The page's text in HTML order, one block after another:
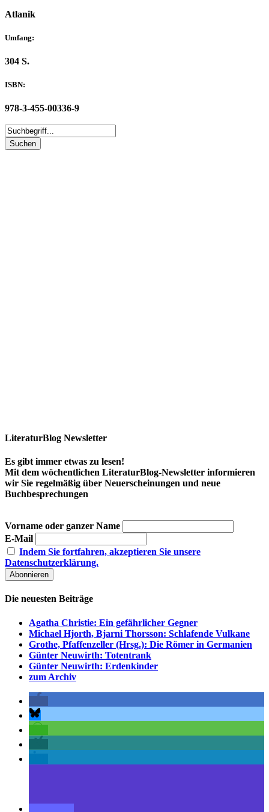
Atlanik
Umfang:
304 S.
ISBN:
978-3-455-00336-9
LiteraturBlog Newsletter
Es gibt immer etwas zu lesen!
Mit dem wöchentlichen LiteraturBlog-Newsletter informieren
wir Sie regelmäßig über Neuerscheinungen und neue
Buchbesprechungen
Vorname oder ganzer Name
E-Mail
Indem Sie fortfahren, akzeptieren Sie unsere
Datenschutzerklärung.
Die neuesten Beiträge
Agatha Christie: Ein gefährlicher Gegner
Michael Hjorth, Bjarni Thorsson: Schlafende Vulkane
Grothe, Pfaffenzeller (Hrsg.): Die Römer in Germanien
Günter Neuwirth: Totentrank
Günter Neuwirth: Erdenkinder
zum Archiv